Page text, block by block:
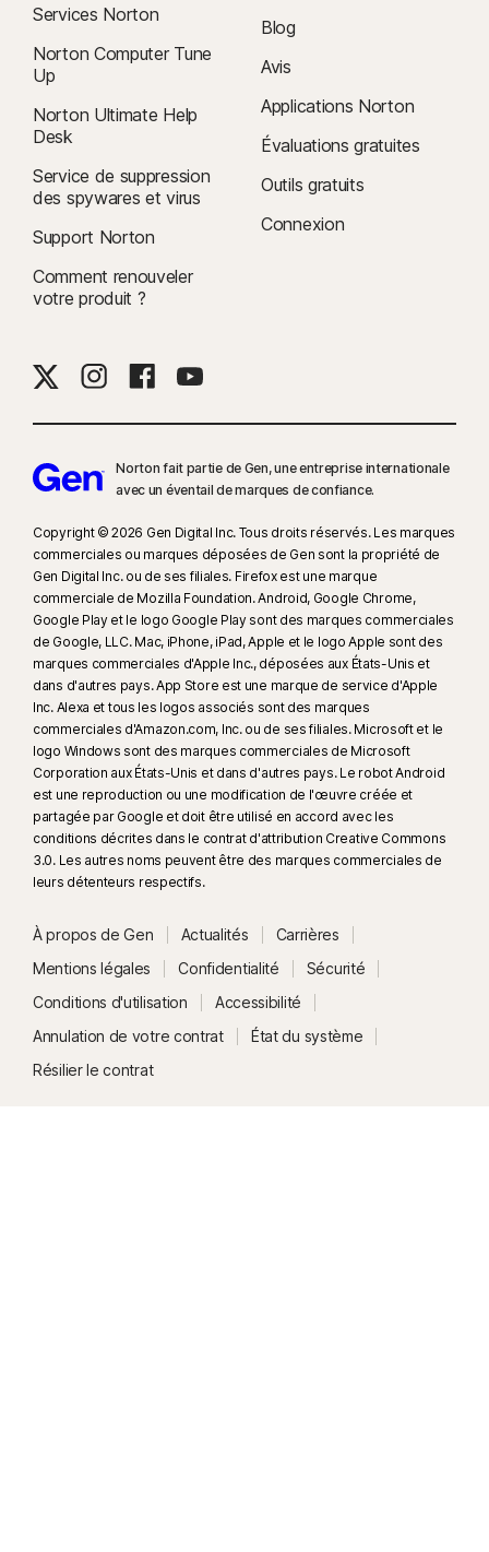
Services Norton
Norton Computer Tune
Up
Norton Ultimate Help
Desk
Service de suppression
des spywares et virus
Support Norton
Comment renouveler
votre produit ?
Blog
Avis
Applications Norton
Évaluations gratuites
Outils gratuits
Connexion
Norton fait partie de Gen, une entreprise internationale
avec un éventail de marques de confiance.​
Copyright © 2026 Gen Digital Inc. Tous droits réservés. Les marques
commerciales ou marques déposées de Gen sont la propriété de
Gen Digital Inc. ou de ses filiales. Firefox est une marque
commerciale de Mozilla Foundation. Android, Google Chrome,
Google Play et le logo Google Play sont des marques commerciales
de Google, LLC. Mac, iPhone, iPad, Apple et le logo Apple sont des
marques commerciales d'Apple Inc., déposées aux États-Unis et
dans d'autres pays. App Store est une marque de service d'Apple
Inc. Alexa et tous les logos associés sont des marques
commerciales d'Amazon.com, Inc. ou de ses filiales. Microsoft et le
logo Windows sont des marques commerciales de Microsoft
Corporation aux États-Unis et dans d'autres pays. Le robot Android
est une reproduction ou une modification de l'œuvre créée et
partagée par Google et doit être utilisé en accord avec les
conditions décrites dans le contrat d'attribution Creative Commons
3.0. Les autres noms peuvent être des marques commerciales de
leurs détenteurs respectifs.
À propos de Gen Actualités
Carrières
Mentions légales
Confidentialité
Sécurité
Conditions d'utilisation
Accessibilité
Annulation de votre contrat
État du système
Résilier le contrat